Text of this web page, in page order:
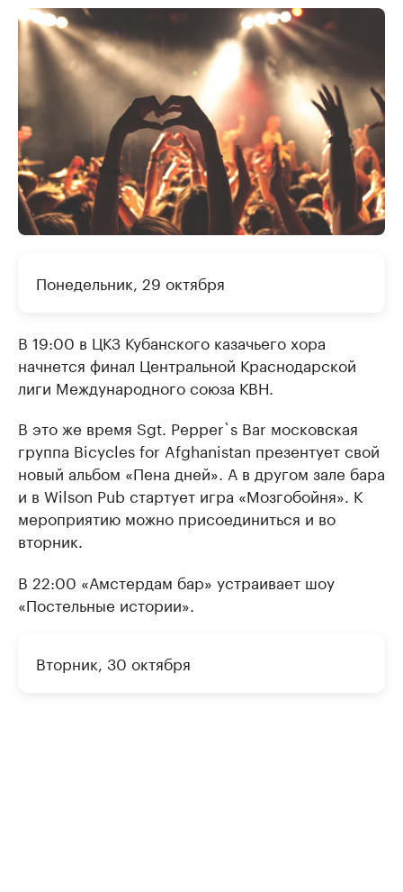
Понедельник, 29 октября
В 19:00 в ЦКЗ Кубанского казачьего хора
начнется финал Центральной Краснодарской
лиги Международного союза КВН.
В это же время Sgt. Pepper`s Bar московская
группа Bicycles for Afghanistan презентует свой
новый альбом «Пена дней». А в другом зале бара
и в Wilson Pub стартует игра «Мозгобойня». К
мероприятию можно присоединиться и во
вторник.
В 22:00 «Амстердам бар» устраивает шоу
«Постельные истории».
Вторник, 30 октября